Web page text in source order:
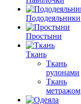
Пододеяльники
Простыни
Ткань
Ткань
рулонами
Ткань
метражом